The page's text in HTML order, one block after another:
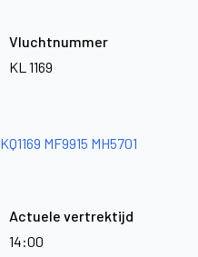
Vluchtnummer
KL 1169
KQ1169 MF9915 MH5701
Actuele vertrektijd
14:00